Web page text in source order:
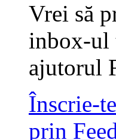
Vrei să
inbox-ul
ajutorul
Înscrie-
prin